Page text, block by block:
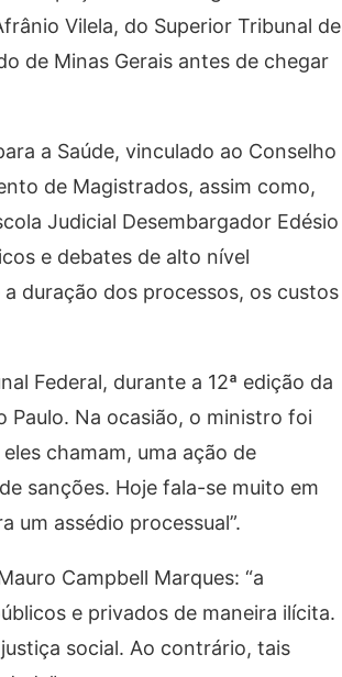
Vilela, do Superior Tribunal de
de Minas Gerais antes de chegar
a Saúde, vinculado ao Conselho
de Magistrados, assim como,
Judicial Desembargador Edésio
e debates de alto nível
duração dos processos, os custos
Federal, durante a 12ª edição da
Paulo. Na ocasião, o ministro foi
chamam, uma ação de
sanções. Hoje fala-se muito em
um assédio processual”.
Campbell Marques: “a
e privados de maneira ilícita.
social. Ao contrário, tais